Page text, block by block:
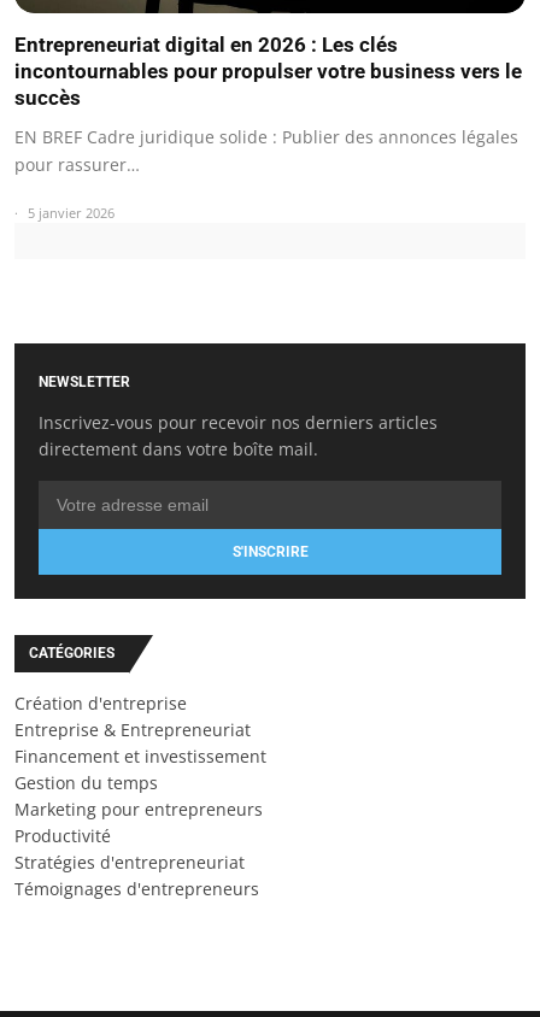
Entrepreneuriat digital en 2026 : Les clés
incontournables pour propulser votre business vers le
succès
EN BREF Cadre juridique solide : Publier des annonces légales
pour rassurer…
5 janvier 2026
NEWSLETTER
Inscrivez-vous pour recevoir nos derniers articles
directement dans votre boîte mail.
S'INSCRIRE
CATÉGORIES
Création d'entreprise
Entreprise & Entrepreneuriat
Financement et investissement
Gestion du temps
Marketing pour entrepreneurs
Productivité
Stratégies d'entrepreneuriat
Témoignages d'entrepreneurs